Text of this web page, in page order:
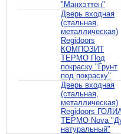
"Манхэттен"
Дверь входная
(стальная,
металлическая)
Regidoors
КОМПОЗИТ
ТЕРМО Под
покраску "Грунт
под покраску"
Дверь входная
(стальная,
металлическая)
Regidoors
ТЕРМО Nova
натуральный"